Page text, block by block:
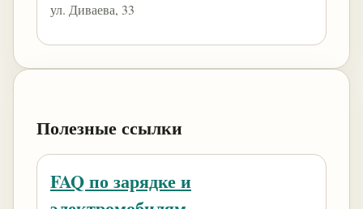
ул. Диваева, 33
Полезные ссылки
FAQ по зарядке и